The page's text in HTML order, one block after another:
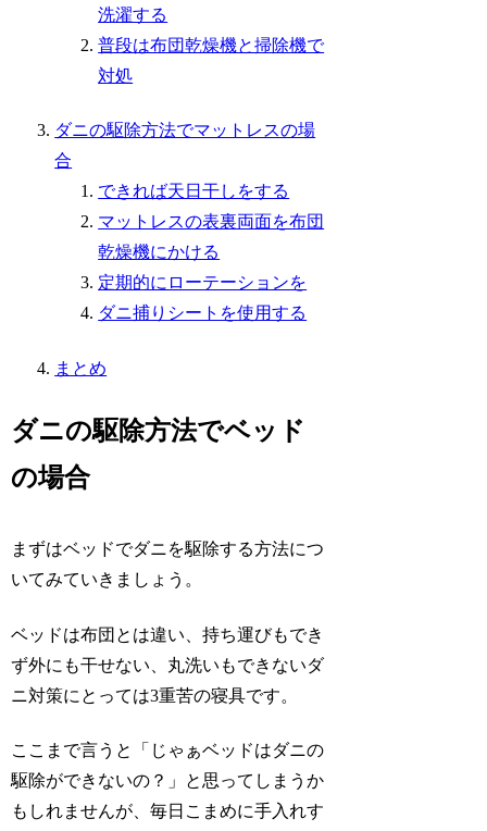
洗濯する
普段は布団乾燥機と掃除機で
対処
ダニの駆除方法でマットレスの場
合
できれば天日干しをする
マットレスの表裏両面を布団
乾燥機にかける
定期的にローテーションを
ダニ捕りシートを使用する
まとめ
ダニの駆除方法でベッド
の場合
まずはベッドでダニを駆除する方法につ
いてみていきましょう。
ベッドは布団とは違い、持ち運びもでき
ず外にも干せない、丸洗いもできないダ
ニ対策にとっては3重苦の寝具です。
ここまで言うと「じゃぁベッドはダニの
駆除ができないの？」と思ってしまうか
もしれませんが、毎日こまめに手入れす